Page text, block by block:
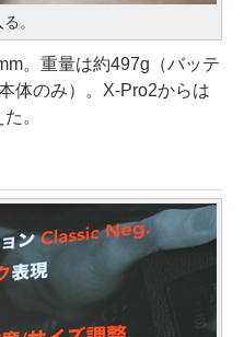
。
。重量は約497g（バッテ
体のみ）。X-Pro2からは
。